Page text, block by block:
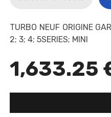
TURBO NEUF ORIGINE
2; 3; 4; 5SERIES; MINI
1,633.25